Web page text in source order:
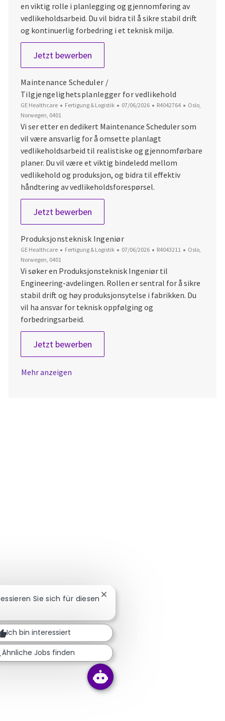
en viktig rolle i planlegging og gjennomføring av
vedlikeholdsarbeid. Du vil bidra til å sikre stabil drift
og kontinuerlig forbedring i et teknisk miljø.
Jetzt bewerbenVedlikeholdsplanlegger/
Maintenance Scheduler /
Tilgjengelighetsplanlegger for vedlikehold
GE Healthcare Kategorie
Fertigung & Logistik Datum der Veröffentlichung
07/06/2026 Job-ID
R4042764 Ort
Oslo,
Norwegen, 0401
Vi ser etter en dedikert Maintenance Scheduler som
vil være ansvarlig for å omsette planlagt
vedlikeholdsarbeid til realistiske og gjennomførbare
planer. Du vil være et viktig bindeledd mellom
vedlikehold og produksjon, og bidra til effektiv
håndtering av vedlikeholdsforespørsel.
Jetzt bewerbenMaintenance Scheduler /
Produksjonsteknisk Ingeniør
GE Healthcare Kategorie
Fertigung & Logistik Datum der Veröffentlichung
07/06/2026 Job-ID
R4043211 Ort
Oslo,
Norwegen, 0401
Vi søker en Produksjonsteknisk Ingeniør til
Engineering-avdelingen. Rollen er sentral for å sikre
stabil drift og høy produksjonsytelse i fabrikken. Du
vil ha ansvar for teknisk oppfølging og
forbedringsarbeid.
Jetzt bewerbenProduksjonsteknisk Ingeniør
Mehr anzeigen
Sie sich für diesen Chatbot-Benachrichtigung
Ich bin interessiert
Ähnliche Jobs finden